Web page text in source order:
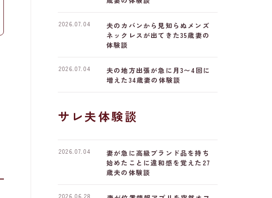
夫のカバンから見知らぬメンズ
ネックレスが出てきた35歳妻の
体験談
2026.07.04
夫の地方出張が急に月3〜4回に
増えた34歳妻の体験談
2026.07.04
サレ夫体験談
妻が急に高級ブランド品を持ち
始めたことに違和感を覚えた27
歳夫の体験談
2026.07.04
2026.06.28